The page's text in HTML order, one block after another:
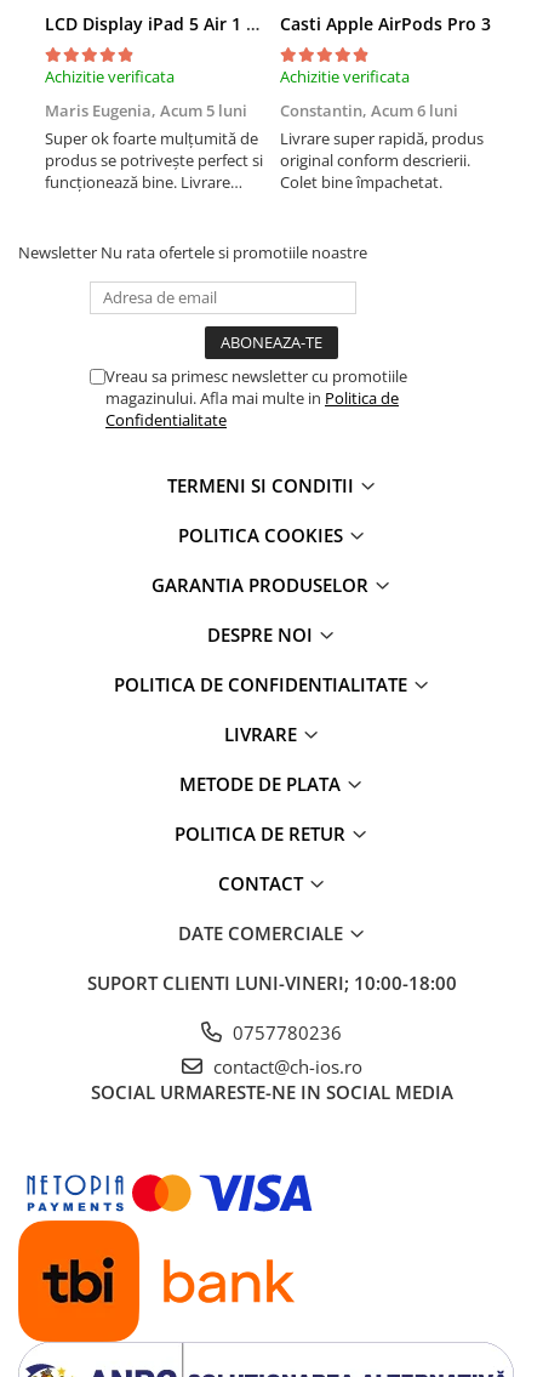
iPad Gen. 9, 10.2" (2021)
iPad Mini 1 (2012)
iPad Mini 2 (2013)
iPad Mini 3 (2014)
iPad Mini 4 (2015)
iPad Mini 5 (2019)
iPad Pro 11 Gen. 2 (2020)
iPad Pro 11 Gen. 3 (2021)
iPad Pro 11 Gen. 4 (2022)
iPad Pro 12.9 Gen. 1 (2015)
iPad Pro 12.9 Gen. 3 (2018)
iPad Pro 12.9 Gen. 4 (2020)
iPad Pro 12.9 Gen. 6 (2022)
Componente iWatch
Apple Watch 1 (38mm)
Apple Watch 2 (42mm)
Apple Watch 4 (40mm)
Apple Watch 5 (40mm)
Apple Watch 6 (44mm)
Apple Watch 7 (45mm)
Apple Watch 8 (45mm)
Apple Watch 9 (41mm)
Apple Watch SE (44mm)
Apple Watch SE 2 (40mm)
Apple Watch SE 2 (44mm)
Apple Watch SE 3 (40mm)
Apple Watch SE 3 (44mm)
Apple Watch Ultra (49MM)
LCD Display iPad 5 Air 1 A1474 A1475 A1822 A1823 9.7" original reconditionat
Achizitie verificata
Maris Eugenia, Acum 5 luni
Super ok foarte mulțumită de
produs se potrivește perfect si
funcționează bine. Livrare
Casti Apple AirPods Pro 3
Achizitie verificata
Constantin, Acum 6 luni
Livrare super rapidă, produs
original conform descrierii.
Colet bine împachetat.
Newsletter Nu rata ofertele si promotiile noastre
Vreau sa primesc newsletter cu promotiile
magazinului. Afla mai multe in Politica de
Confidentialitate
TERMENI SI CONDITII
POLITICA COOKIES
GARANTIA PRODUSELOR
DESPRE NOI
POLITICA DE CONFIDENTIALITATE
LIVRARE
METODE DE PLATA
POLITICA DE RETUR
CONTACT
DATE COMERCIALE
SUPORT CLIENTI LUNI-VINERI; 10:00-18:00
0757780236
contact@ch-ios.ro
SOCIAL URMARESTE-NE IN SOCIAL MEDIA